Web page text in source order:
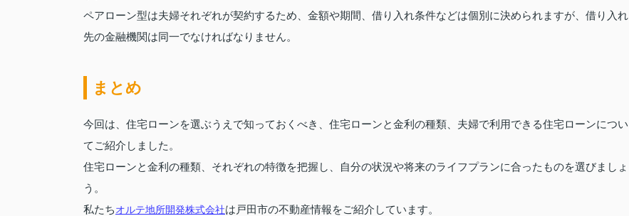
ペアローン型は夫婦それぞれが契約するため、金額や期間、借り入れ条件などは個別に決められますが、借り入れ
先の金融機関は同一でなければなりません。
まとめ
今回は、住宅ローンを選ぶうえで知っておくべき、住宅ローンと金利の種類、夫婦で利用できる住宅ローンについ
てご紹介しました。
住宅ローンと金利の種類、それぞれの特徴を把握し、自分の状況や将来のライフプランに合ったものを選びましょ
う。
私たちオルテ地所開発株式会社は戸田市の不動産情報をご紹介しています。